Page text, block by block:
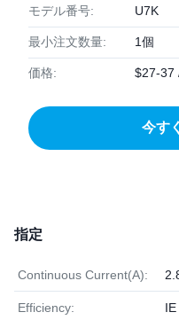
モデル番号: U7K
最小注文数量: 1個
価格: $27-37
今す
指定
Continuous Current(A):
Efficiency: IE